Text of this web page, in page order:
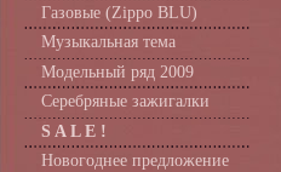
Газовые (Zippo BLU)
Музыкальная тема
Модельный ряд 2009
Серебряные зажигалки
S A L E !
Новогоднее предложение